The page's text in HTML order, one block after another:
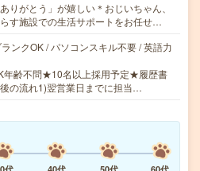
りがとう」が嬉しい＊おじいちゃん、
す施設での生活サポートをお任せ…
ンクOK / パソコンスキル不要 / 英語力
年齢不問★10名以上採用予定★履歴書
の流れ1)翌営業日までに担当…